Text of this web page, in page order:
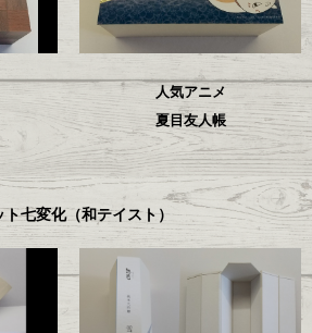
人気アニメ
夏目友人帳
ト七変化（和テイスト）